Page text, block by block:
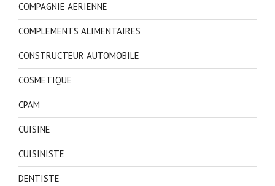
COMPAGNIE AERIENNE
COMPLEMENTS ALIMENTAIRES
CONSTRUCTEUR AUTOMOBILE
COSMETIQUE
CPAM
CUISINE
CUISINISTE
DENTISTE